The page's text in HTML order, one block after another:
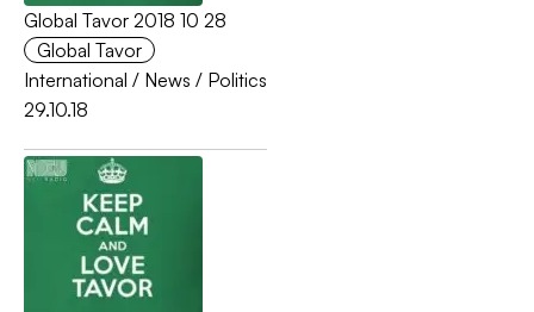
Global Tavor 2018 10 28
Global Tavor
International / News / Politics
29.10.18